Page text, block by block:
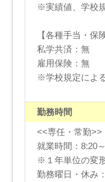
※実績値、学校
【各種手当・保
私学共済：無
雇用保険：無
※学校規定によ
勤務時間
<<専任・常勤>>
就業時間：8:20
※１年単位の変
勤務曜日・休み